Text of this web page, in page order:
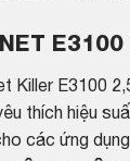
Killer E3100
thích hiệu
các ứng